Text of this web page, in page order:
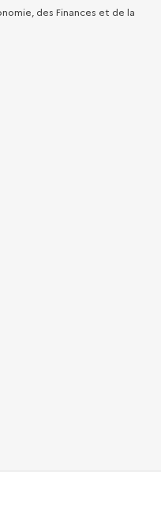
des Finances et de la